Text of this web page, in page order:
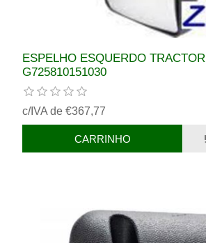
ESPELHO ESQUERDO
G725810151030
c/IVA de €367,77